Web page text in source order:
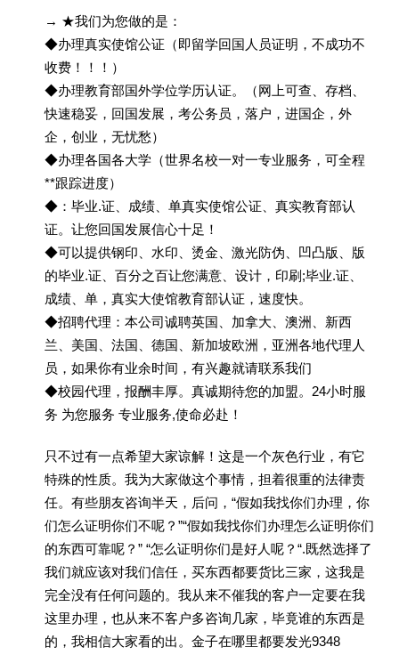
→ ★我们为您做的是：
◆办理真实使馆公证（即留学回国人员证明，不成功不
收费！！！）
◆办理教育部国外学位学历认证。（网上可查、存档、
快速稳妥，回国发展，考公务员，落户，进国企，外
企，创业，无忧愁）
◆办理各国各大学（世界名校一对一专业服务，可全程
**跟踪进度）
◆：毕业.证、成绩、单真实使馆公证、真实教育部认
证。让您回国发展信心十足！
◆可以提供钢印、水印、烫金、激光防伪、凹凸版、版
的毕业.证、百分之百让您满意、设计，印刷;毕业.证、
成绩、单，真实大使馆教育部认证，速度快。
◆招聘代理：本公司诚聘英国、加拿大、澳洲、新西
兰、美国、法国、德国、新加坡欧洲，亚洲各地代理人
员，如果你有业余时间，有兴趣就请联系我们
◆校园代理，报酬丰厚。真诚期待您的加盟。24小时服
务 为您服务 专业服务,使命必赴！
只不过有一点希望大家谅解！这是一个灰色行业，有它
特殊的性质。我为大家做这个事情，担着很重的法律责
任。有些朋友咨询半天，后问，“假如我找你们办理，你
们怎么证明你们不呢？”“假如我找你们办理怎么证明你们
的东西可靠呢？” “怎么证明你们是好人呢？“.既然选择了
我们就应该对我们信任，买东西都要货比三家，这我是
完全没有任何问题的。我从来不催我的客户一定要在我
这里办理，也从来不客户多咨询几家，毕竟谁的东西是
的，我相信大家看的出。金子在哪里都要发光9348